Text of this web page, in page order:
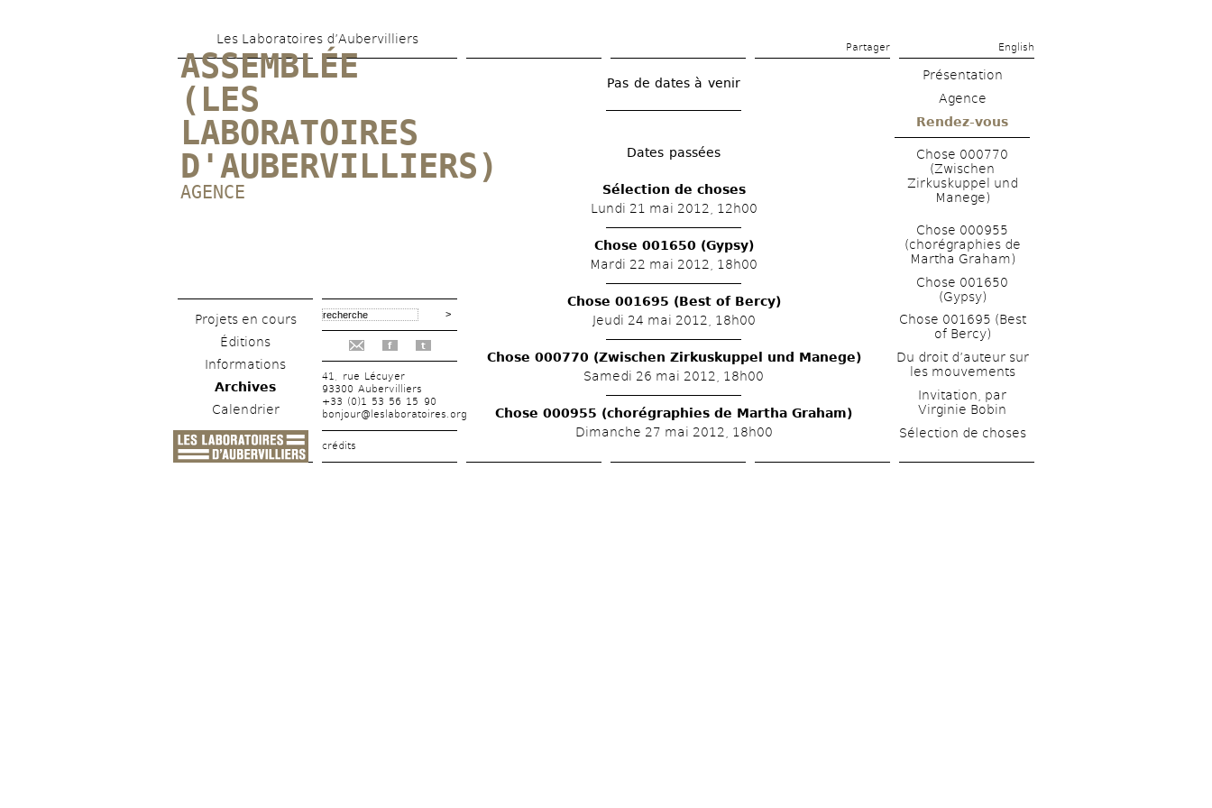
contenu
Les Laboratoires d’Aubervilliers
Partager English
ASSEMBLÉE
(LES
LABORATOIRES
D'AUBERVILLIERS)
AGENCE
Projets en cours
Éditions
Informations
Archives
Calendrier
f t
41, rue Lécuyer
93300 Aubervilliers
+33 (0)1 53 56 15 90
bonjour@leslaboratoires.org
crédits
Pas de dates à venir
Dates passées
Sélection de choses
Lundi 21 mai 2012, 12h00
Chose 001650 (Gypsy)
Mardi 22 mai 2012, 18h00
Chose 001695 (Best of Bercy)
Jeudi 24 mai 2012, 18h00
Chose 000770 (Zwischen Zirkuskuppel und Manege)
Samedi 26 mai 2012, 18h00
Chose 000955 (chorégraphies de Martha Graham)
Dimanche 27 mai 2012, 18h00
Présentation
Agence
Rendez-vous
Chose 000770
(Zwischen
Zirkuskuppel und
Manege)
Chose 000955
(chorégraphies de
Martha Graham)
Chose 001650
(Gypsy)
Chose 001695 (Best
of Bercy)
Du droit d’auteur sur
les mouvements
Invitation, par
Virginie Bobin
Sélection de choses